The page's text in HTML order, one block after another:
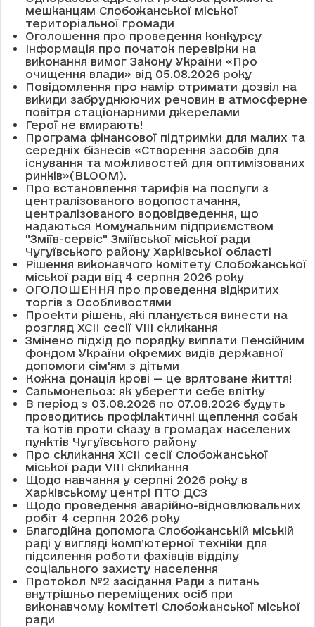
мешканцям Слобожанської міської
територіальної громади
Оголошення про проведення конкурсу
Інформація про початок перевірки на
виконання вимог Закону України «Про
очищення влади» від 05.08.2026 року
Повідомлення про намір отримати дозвіл на
викиди забруднюючих речовин в атмосферне
повітря стаціонарними джерелами
Герої не вмирають!
Програма фінансової підтримки для малих та
середніх бізнесів «Створення засобів для
існування та можливостей для оптимізованих
ринків»(BLOOM).
Про встановлення тарифів на послуги з
централізованого водопостачання,
централізованого водовідведення, що
надаються Комунальним підприємством
"Зміїв-сервіс" Зміївської міської ради
Чугуївського району Харківської області
Рішення виконавчого комітету Слобожанської
міської ради від 4 серпня 2026 року
ОГОЛОШЕННЯ про проведення відкритих
торгів з Особливостями
Проекти рішень, які планується винести на
розгляд XCII сесії VІІІ скликання
Змінено підхід до порядку виплати Пенсійним
фондом України окремих видів державної
допомоги сім'ям з дітьми
Кожна донація крові — це врятоване життя!
Сальмонельоз: як уберегти себе влітку
В період з 03.08.2026 по 07.08.2026 будуть
проводитись профілактичні щеплення собак
та котів проти сказу в громадах населених
пунктів Чугуївського району
Про скликання XCII сесії Слобожанської
міської ради VIII скликання
Щодо навчання у серпні 2026 року в
Харківському центрі ПТО ДСЗ
Щодо проведення аварійно-відновлювальних
робіт 4 серпня 2026 року
Благодійна допомога Слобожанській міській
раді у вигляді комп’ютерної техніки для
підсилення роботи фахівців відділу
соціального захисту населення
Протокол №2 засідання Ради з питань
внутрішньо переміщених осіб при
виконавчому комітеті Слобожанської міської
ради